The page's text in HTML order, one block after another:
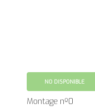
NO DISPONIBLE
Montage nº0